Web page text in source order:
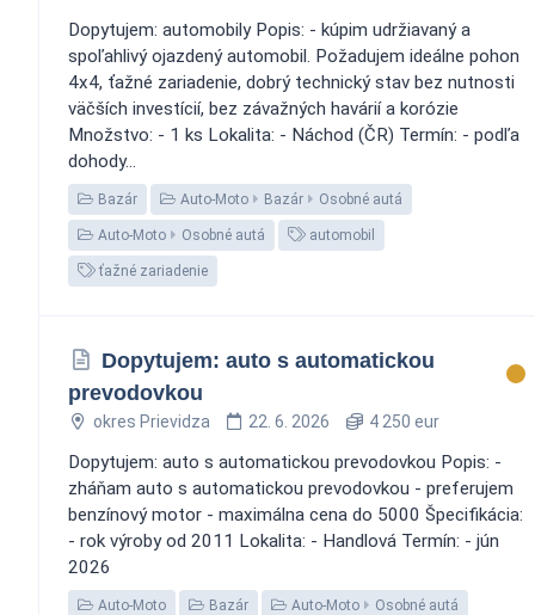
Dopytujem: automobily Popis: - kúpim udržiavaný a
spoľahlivý ojazdený automobil. Požadujem ideálne pohon
4x4, ťažné zariadenie, dobrý technický stav bez nutnosti
väčších investícií, bez závažných havárií a korózie
Množstvo: - 1 ks Lokalita: - Náchod (ČR) Termín: - podľa
dohody...
Bazár Auto-Moto Bazár Osobné autá
Auto-Moto Osobné autá automobil
ťažné zariadenie
Dopytujem: auto s automatickou
prevodovkou
okres Prievidza 22. 6. 2026 4 250 eur
Dopytujem: auto s automatickou prevodovkou Popis: -
zháňam auto s automatickou prevodovkou - preferujem
benzínový motor - maximálna cena do 5000 Špecifikácia:
- rok výroby od 2011 Lokalita: - Handlová Termín: - jún
2026
Auto-Moto Bazár Auto-Moto Osobné autá